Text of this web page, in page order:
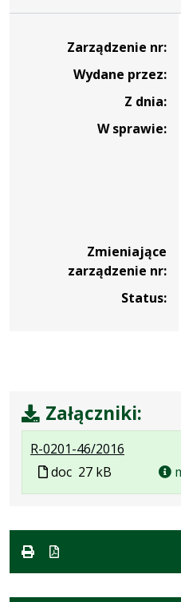
Zarządzenie nr:
Wydane przez:
Z dnia:
W sprawie:
Zmieniające
zarządzenie nr:
Status:
Załączniki:
R-0201-46/2016
Rozmiar
Plik
w
doc 27 kB